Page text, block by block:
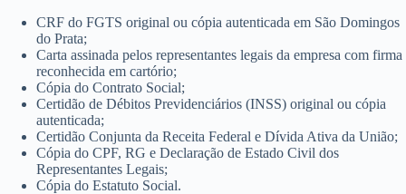
CRF do FGTS original ou cópia autenticada em São Domingos
do Prata;
Carta assinada pelos representantes legais da empresa com firma
reconhecida em cartório;
Cópia do Contrato Social;
Certidão de Débitos Previdenciários (INSS) original ou cópia
autenticada;
Certidão Conjunta da Receita Federal e Dívida Ativa da União;
Cópia do CPF, RG e Declaração de Estado Civil dos
Representantes Legais;
Cópia do Estatuto Social.